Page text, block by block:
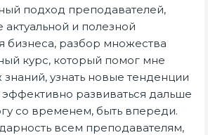
подход преподавателей,
и полезной
бизнеса, разбор множества
курс, который помог мне
знаний, узнать новые тенденции
развиваться дальше
со временем, быть впереди.
всем преподавателям,